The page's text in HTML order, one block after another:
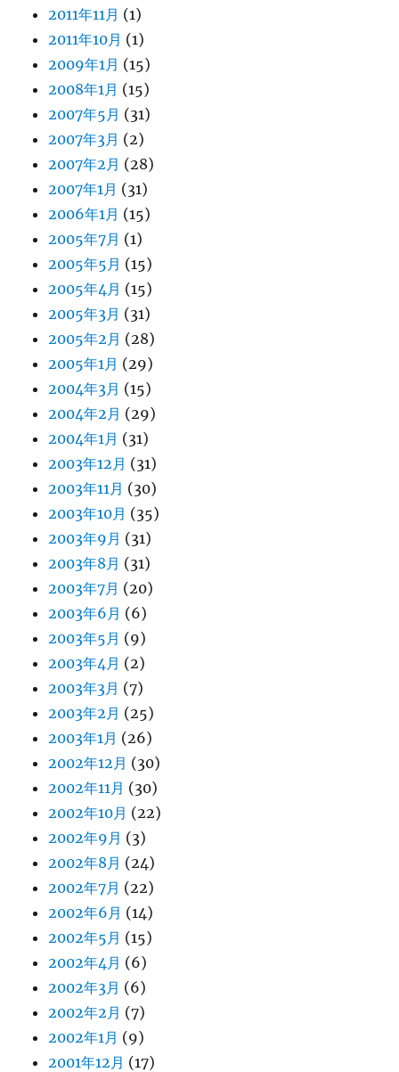
2011年11月 (1)
2011年10月 (1)
2009年1月 (15)
2008年1月 (15)
2007年5月 (31)
2007年3月 (2)
2007年2月 (28)
2007年1月 (31)
2006年1月 (15)
2005年7月 (1)
2005年5月 (15)
2005年4月 (15)
2005年3月 (31)
2005年2月 (28)
2005年1月 (29)
2004年3月 (15)
2004年2月 (29)
2004年1月 (31)
2003年12月 (31)
2003年11月 (30)
2003年10月 (35)
2003年9月 (31)
2003年8月 (31)
2003年7月 (20)
2003年6月 (6)
2003年5月 (9)
2003年4月 (2)
2003年3月 (7)
2003年2月 (25)
2003年1月 (26)
2002年12月 (30)
2002年11月 (30)
2002年10月 (22)
2002年9月 (3)
2002年8月 (24)
2002年7月 (22)
2002年6月 (14)
2002年5月 (15)
2002年4月 (6)
2002年3月 (6)
2002年2月 (7)
2002年1月 (9)
2001年12月 (17)